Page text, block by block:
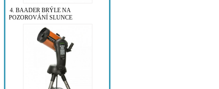
4. BAADER BRÝLE NA
POZOROVÁNÍ SLUNCE